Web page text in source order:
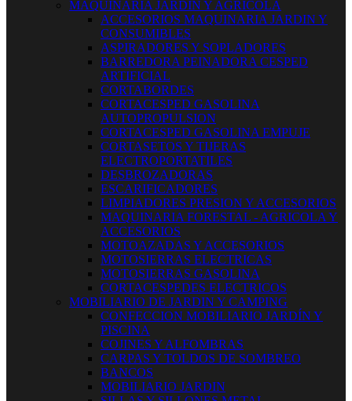
MAQUINARIA JARDIN Y AGRICOLA
ACCESORIOS MAQUINARIA JARDIN Y
CONSUMIBLES
ASPIRADORES Y SOPLADORES
BARREDORA PEINADORA CESPED
ARTIFICIAL
CORTABORDES
CORTACESPED GASOLINA
AUTOPROPULSION
CORTACESPED GASOLINA EMPUJE
CORTASETOS Y TIJERAS
ELECTROPORTATILES
DESBROZADORAS
ESCARIFICADORES
LIMPIADORES PRESION Y ACCESORIOS
MAQUINARIA FORESTAL - AGRICOLA Y
ACCESORIOS
MOTOAZADAS Y ACCESORIOS
MOTOSIERRAS ELECTRICAS
MOTOSIERRAS GASOLINA
CORTACESPEDES ELECTRICOS
MOBILIARIO DE JARDIN Y CAMPING
CONFECCION MOBILIARIO JARDÍN Y
PISCINA
COJINES Y ALFOMBRAS
CARPAS Y TOLDOS DE SOMBREO
BANCOS
MOBILIARIO JARDIN